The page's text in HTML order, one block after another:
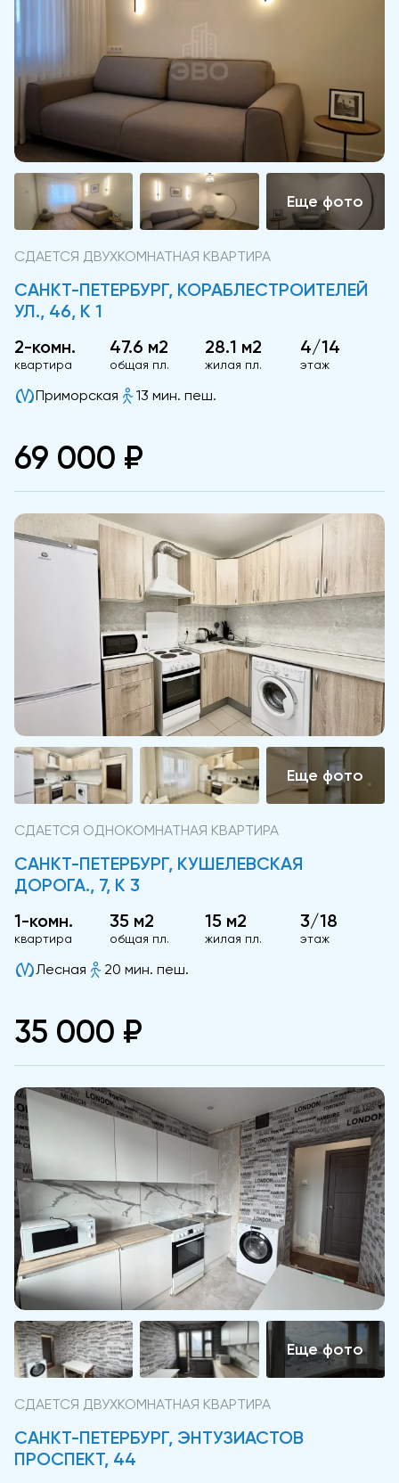
СДАЕТСЯ ДВУХКОМНАТНАЯ КВАРТИРА
САНКТ-ПЕТЕРБУРГ, КОРАБЛЕСТРОИТЕЛЕЙ
УЛ., 46, К 1
2-комн.
квартира
47.6 м2
общая пл.
28.1 м2
жилая пл.
4/14
этаж
Приморская 13 мин. пеш.
69 000 ₽
СДАЕТСЯ ОДНОКОМНАТНАЯ КВАРТИРА
САНКТ-ПЕТЕРБУРГ, КУШЕЛЕВСКАЯ
ДОРОГА., 7, К 3
1-комн.
квартира
35 м2
общая пл.
15 м2
жилая пл.
3/18
этаж
Лесная 20 мин. пеш.
35 000 ₽
СДАЕТСЯ ДВУХКОМНАТНАЯ КВАРТИРА
САНКТ-ПЕТЕРБУРГ, ЭНТУЗИАСТОВ
ПРОСПЕКТ, 44